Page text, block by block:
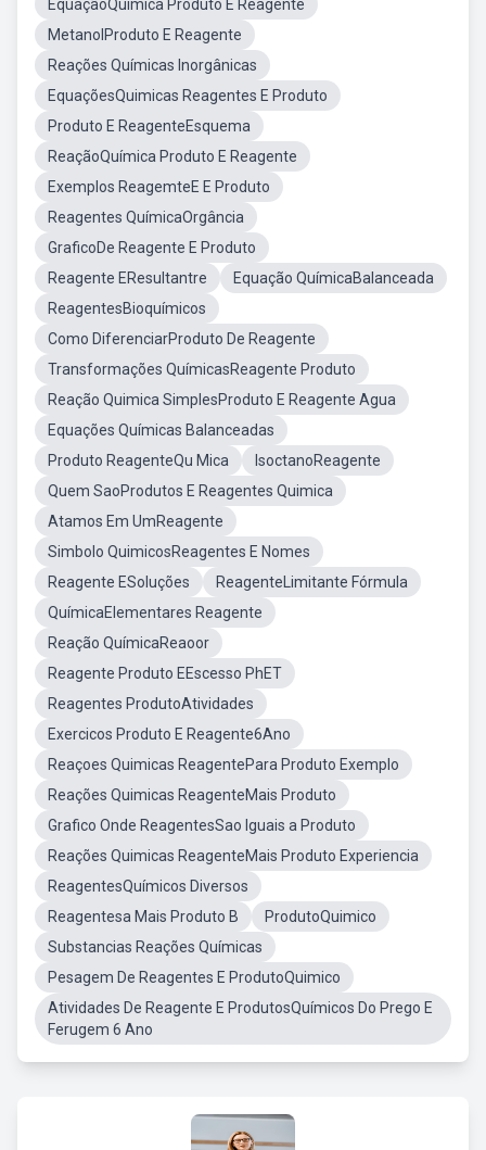
EquaçãoQuimica Produto E Reagente
MetanolProduto E Reagente
Reações Químicas Inorgânicas
EquaçõesQuimicas Reagentes E Produto
Produto E ReagenteEsquema
ReaçãoQuímica Produto E Reagente
Exemplos ReagemteE E Produto
Reagentes QuímicaOrgância
GraficoDe Reagente E Produto
Reagente EResultantre
Equação QuímicaBalanceada
ReagentesBioquímicos
Como DiferenciarProduto De Reagente
Transformações QuímicasReagente Produto
Reação Quimica SimplesProduto E Reagente Agua
Equações Químicas Balanceadas
Produto ReagenteQu Mica
IsoctanoReagente
Quem SaoProdutos E Reagentes Quimica
Atamos Em UmReagente
Simbolo QuimicosReagentes E Nomes
Reagente ESoluções
ReagenteLimitante Fórmula
QuímicaElementares Reagente
Reação QuímicaReaoor
Reagente Produto EEscesso PhET
Reagentes ProdutoAtividades
Exercicos Produto E Reagente6Ano
Reaçoes Quimicas ReagentePara Produto Exemplo
Reações Quimicas ReagenteMais Produto
Grafico Onde ReagentesSao Iguais a Produto
Reações Quimicas ReagenteMais Produto Experiencia
ReagentesQuímicos Diversos
Reagentesa Mais Produto B
ProdutoQuimico
Substancias Reações Químicas
Pesagem De Reagentes E ProdutoQuimico
Atividades De Reagente E ProdutosQuímicos Do Prego E
Ferugem 6 Ano